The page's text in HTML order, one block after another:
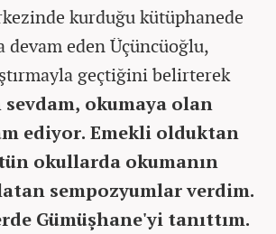
kurduğu kütüphanede
devam eden Üçüncüoğlu,
geçtiğini belirterek
sevdam, okumaya olan
ediyor. Emekli olduktan
okullarda okumanın
sempozyumlar verdim.
Gümüşhane'yi tanıttım.